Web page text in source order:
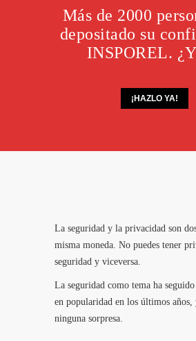
Más de 2000
depositado su
INSPOREL.
¡HAZLO YA!
La seguridad y la privacidad son
misma moneda. No puedes tener
seguridad y viceversa.
La seguridad como tema ha
en popularidad en los últimos años,
ninguna sorpresa.